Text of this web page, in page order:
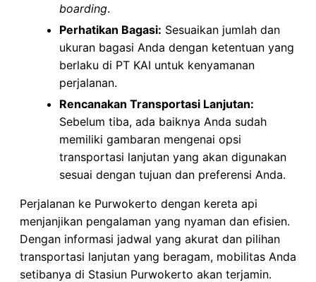
boarding.
Perhatikan Bagasi: Sesuaikan jumlah dan
ukuran bagasi Anda dengan ketentuan yang
berlaku di PT KAI untuk kenyamanan
perjalanan.
Rencanakan Transportasi Lanjutan:
Sebelum tiba, ada baiknya Anda sudah
memiliki gambaran mengenai opsi
transportasi lanjutan yang akan digunakan
sesuai dengan tujuan dan preferensi Anda.
Perjalanan ke Purwokerto dengan kereta api
menjanjikan pengalaman yang nyaman dan efisien.
Dengan informasi jadwal yang akurat dan pilihan
transportasi lanjutan yang beragam, mobilitas Anda
setibanya di Stasiun Purwokerto akan terjamin.